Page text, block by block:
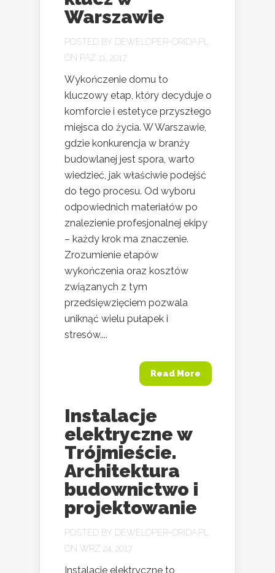
Warszawie
POSTED BY DEWELOPER-ORIDA.PL
ON PAŹ 11, 2017
Wykończenie domu to
kluczowy etap, który decyduje o
komforcie i estetyce przyszłego
miejsca do życia. W Warszawie,
gdzie konkurencja w branży
budowlanej jest spora, warto
wiedzieć, jak właściwie podejść
do tego procesu. Od wyboru
odpowiednich materiałów po
znalezienie profesjonalnej ekipy
– każdy krok ma znaczenie.
Zrozumienie etapów
wykończenia oraz kosztów
związanych z tym
przedsięwzięciem pozwala
uniknąć wielu pułapek i
stresów....
Read More
Instalacje
elektryczne w
Trójmieście.
Architektura
budownictwo i
projektowanie
POSTED BY DEWELOPER-ORIDA.PL
ON WRZ 24, 2017
Instalacje elektryczne to